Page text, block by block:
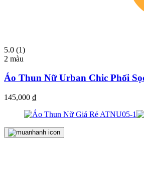
5.0 (1)
2 màu
Áo Thun Nữ Urban Chic Phối
145,000 ₫